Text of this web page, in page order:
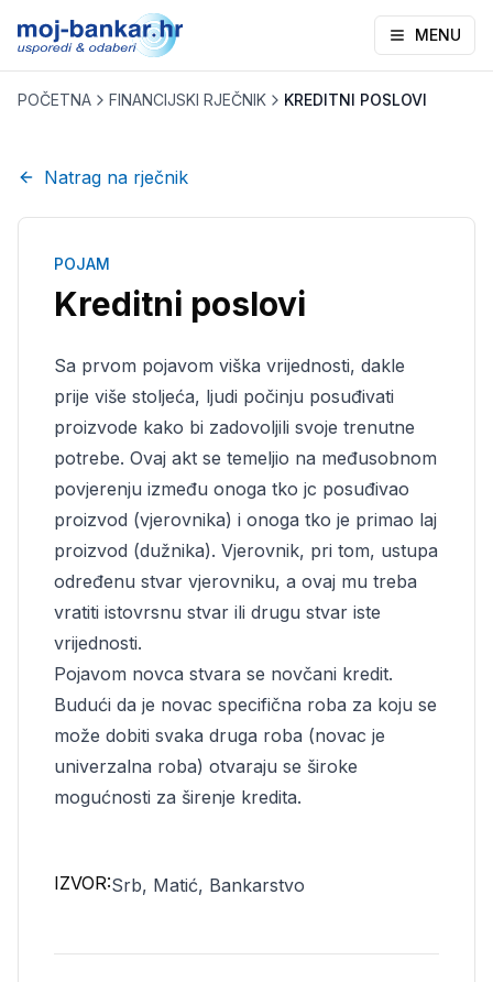
MENU
POČETNA FINANCIJSKI RJEČNIK KREDITNI POSLOVI
Natrag na rječnik
POJAM
Kreditni poslovi
Sa prvom pojavom viška vrijednosti, dakle
prije više stoljeća, ljudi počinju posuđivati
proizvode kako bi zadovoljili svoje trenutne
potrebe. Ovaj akt se temeljio na međusobnom
povjerenju između onoga tko jc posuđivao
proizvod (vjerovnika) i onoga tko je primao laj
proizvod (dužnika). Vjerovnik, pri tom, ustupa
određenu stvar vjerovniku, a ovaj mu treba
vratiti istovrsnu stvar ili drugu stvar iste
vrijednosti.
Pojavom novca stvara se novčani kredit.
Budući da je novac specifična roba za koju se
može dobiti svaka druga roba (novac je
univerzalna roba) otvaraju se široke
mogućnosti za širenje kredita.
IZVOR:Srb, Matić, Bankarstvo